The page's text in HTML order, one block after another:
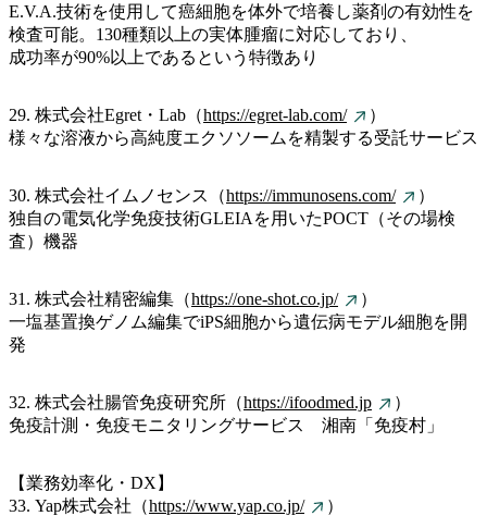
E.V.A.技術を使用して癌細胞を体外で培養し薬剤の有効性を
検査可能。130種類以上の実体腫瘤に対応しており、
成功率が90%以上であるという特徴あり
29. 株式会社Egret・Lab（https://egret-lab.com/
）
様々な溶液から高純度エクソソームを精製する受託サービス
30. 株式会社イムノセンス（https://immunosens.com/
）
独自の電気化学免疫技術GLEIAを用いたPOCT（その場検
査）機器
31. 株式会社精密編集（https://one-shot.co.jp/
）
一塩基置換ゲノム編集でiPS細胞から遺伝病モデル細胞を開
発
32. 株式会社腸管免疫研究所（https://ifoodmed.jp
）
免疫計測・免疫モニタリングサービス 湘南「免疫村」
【業務効率化・DX】
33. Yap株式会社（https://www.yap.co.jp/
）